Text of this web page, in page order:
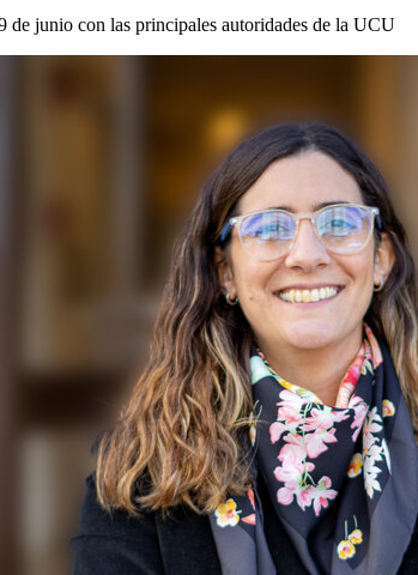
de junio con las principales autoridades de la UCU